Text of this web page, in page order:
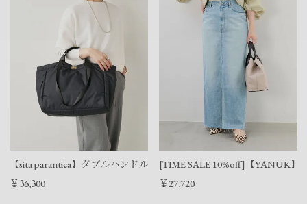
持ち手
35.5㎝
【sita parantica】ダブルハンドルトートバッグ/0324310053
￥36,300
[TIME SALE 10%off]【YANUK】
￥27,720